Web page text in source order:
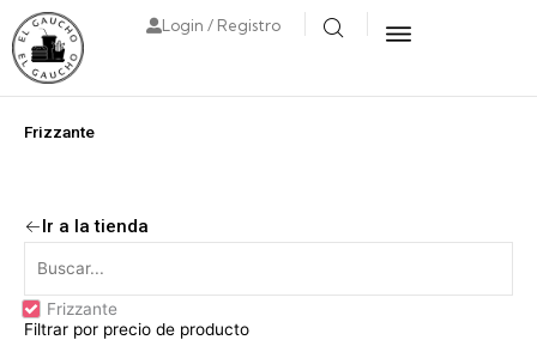
Login / Registro
Frizzante
Ir a la tienda
Frizzante
Filtrar por precio de producto